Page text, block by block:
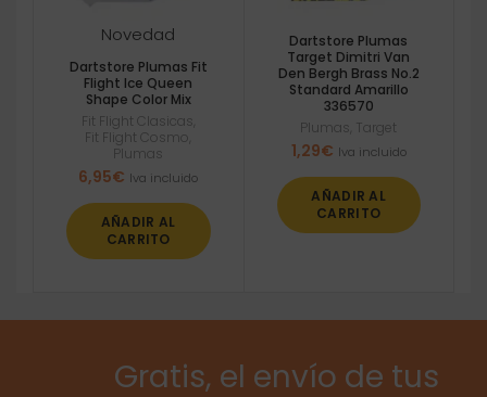
Novedad
Dartstore Plumas Fit
Flight Ice Queen
Shape Color Mix
Fit Flight Clasicas
Fit Flight Cosmo
Plumas
6,95€ Iva incluido
AÑADIR AL
CARRITO
Dartstore Plumas
Target Dimitri Van
Den Bergh Brass No.2
Standard Amarillo
336570
Plumas Target
1,29€ Iva incluido
AÑADIR AL
CARRITO
Gratis, el envío de tus